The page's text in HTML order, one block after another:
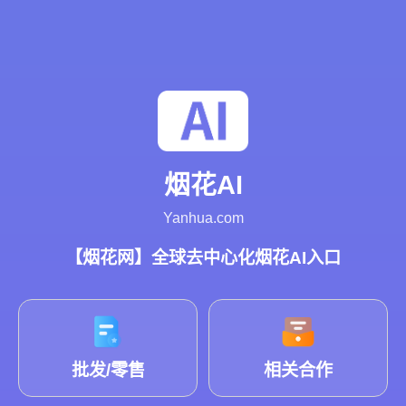
烟花AI
Yanhua.com
【烟花网】全球去中心化烟花AI入口
批发/零售 相关合作